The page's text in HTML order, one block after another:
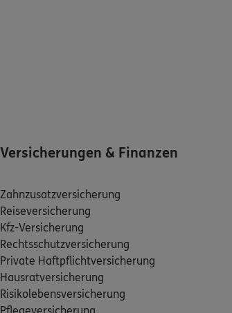
Versicherungen & Finanzen
Zahnzusatzversicherung
Reiseversicherung
Kfz-Versicherung
Rechtsschutzversicherung
Private Haftpflichtversicherung
Hausratversicherung
Risikolebensversicherung